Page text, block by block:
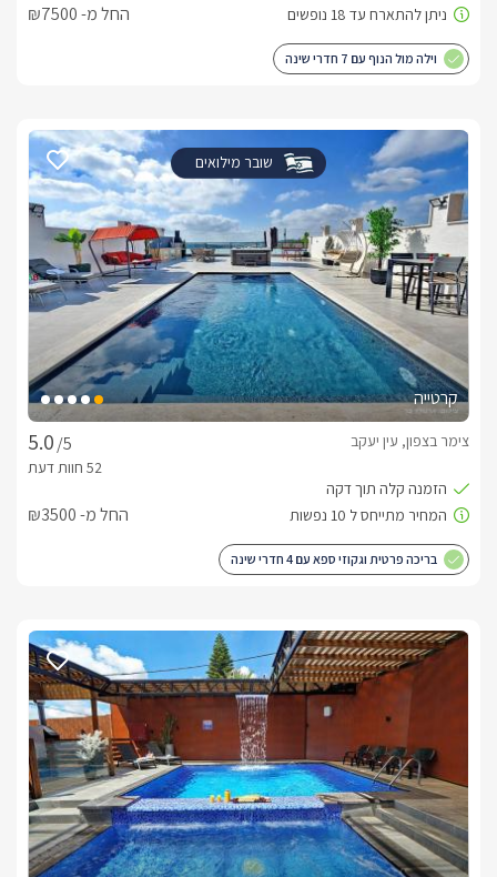
החל מ- ₪7500
וילה מול הנוף עם 7 חדרי שינה
שובר מילואים
קרטייה
/5
צימר בצפון, עין יעקב
החל מ- ₪3500
בריכה פרטית וגקוזי ספא עם 4 חדרי שינה